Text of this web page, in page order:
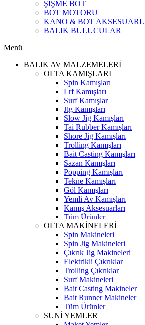
ŞİŞME BOT
BOT MOTORU
KANO & BOT
BALIK BULUCULAR
Menü
BALIK AV MALZEMELERİ
OLTA KAMIŞLARI
Spin Kamışları
Lrf Kamışları
Surf Kamışlar
Jig Kamışları
Slow Jig Kamışları
Tai Rubber Kamışları
Shore Jig Kamışları
Trolling Kamışları
Bait Casting Kamışları
Sazan Kamışları
Popping Kamışları
Tekne Kamışları
Göl Kamışları
Yemli Av Kamışları
Kamış Aksesuarları
Tüm Ürünler
OLTA MAKİNELERİ
Spin Makineleri
Spin Jig Makineleri
Çıkrık Jig Makineleri
Elektrikli Çıkrıklar
Trolling Çıkrıklar
Surf Makineleri
Bait Casting Makineler
Bait Runner Makineler
Tüm Ürünler
SUNİ YEMLER